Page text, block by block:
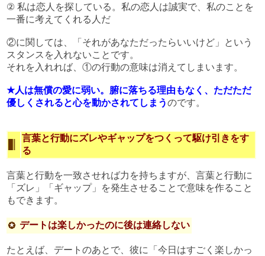
② 私は恋人を探している。私の恋人は誠実で、私のことを
一番に考えてくれる人だ
②に関しては、「それがあなただったらいいけど」という
スタンスを入れないことです。
それを入れれば、①の行動の意味は消えてしまいます。
★人は無償の愛に弱い。腑に落ちる理由もなく、ただただ
優しくされると心を動かされてしまうのです。
言葉と行動にズレやギャップをつくって駆け引きをす
る
言葉と行動を一致させれば力を持ちますが、言葉と行動に
「ズレ」「ギャップ」を発生させることで意味を作ること
もできます。
デートは楽しかったのに後は連絡しない
たとえば、デートのあとで、彼に「今日はすごく楽しかっ